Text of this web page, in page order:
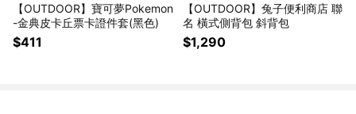
【OUTDOOR】寶可夢Pokemon
-金典皮卡丘票卡證件套(黑色)
$411
【OUTDOOR】兔子便利商店 聯
名 橫式側背包 斜背包
$1,290